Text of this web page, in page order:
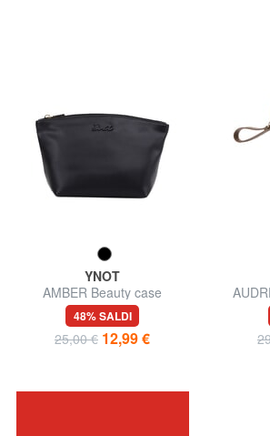
YNOT
AMBER Beauty case
48% SALDI
25,00 € 12,99 €